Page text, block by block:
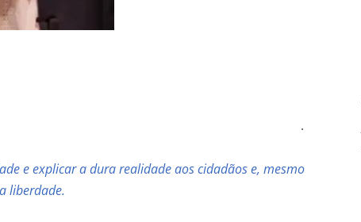
de Soto .
e explicar a dura realidade aos cidadãos e, mesmo
liberdade.